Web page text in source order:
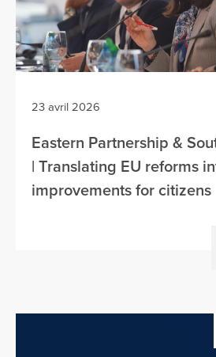
23 avril 2026
Eastern Partnership &
| Translating EU reforms
improvements for citizens